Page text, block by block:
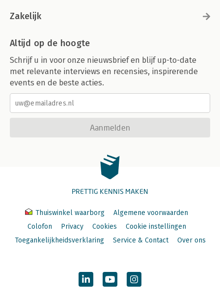
Zakelijk
Altijd op de hoogte
Schrijf u in voor onze nieuwsbrief en blijf up-to-date
met relevante interviews en recensies, inspirerende
events en de beste acties.
Aanmelden
PRETTIG KENNIS MAKEN
Thuiswinkel waarborg
Algemene voorwaarden
Colofon
Privacy Cookies
Cookie instellingen
Toegankelijkheidsverklaring
Service & Contact Over ons